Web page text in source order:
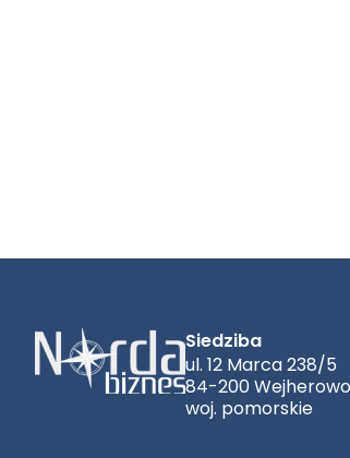
Siedziba
ul. 12 Marca 238/5
84-200 Wejherowo
woj. pomorskie